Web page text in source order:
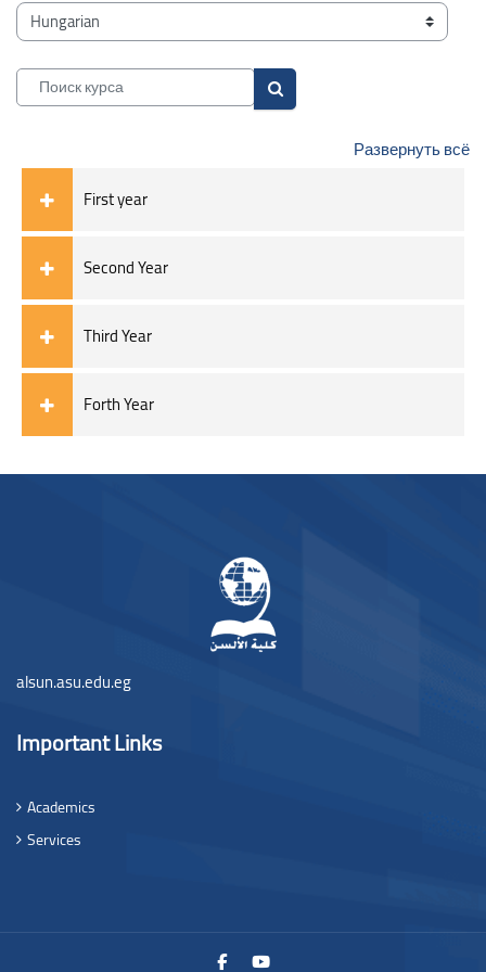
Категории курсов
Поиск курса
Поиск курса
Развернуть всё
First year
Second Year
Third Year
Forth Year
Блоки
alsun.asu.edu.eg
Important Links
Academics
Services